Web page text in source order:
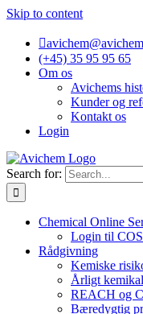
Skip to content
(+45) 35 95 95 65
Om os
Avichems
Kunder og
Kontakt os
Login
Search for:
Chemical Online
Login til COS
Rådgivning
Kemiske
Årligt
REACH og
Bæredygtig